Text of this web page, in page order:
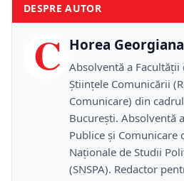
DESPRE AUTOR
C Horea
Absolventă a Facultății
Științele Comunicării
Comunicare) din
București. Absolventă
Publice și Comunicare
Naţionale de Studii
(SNSPA). Redactor